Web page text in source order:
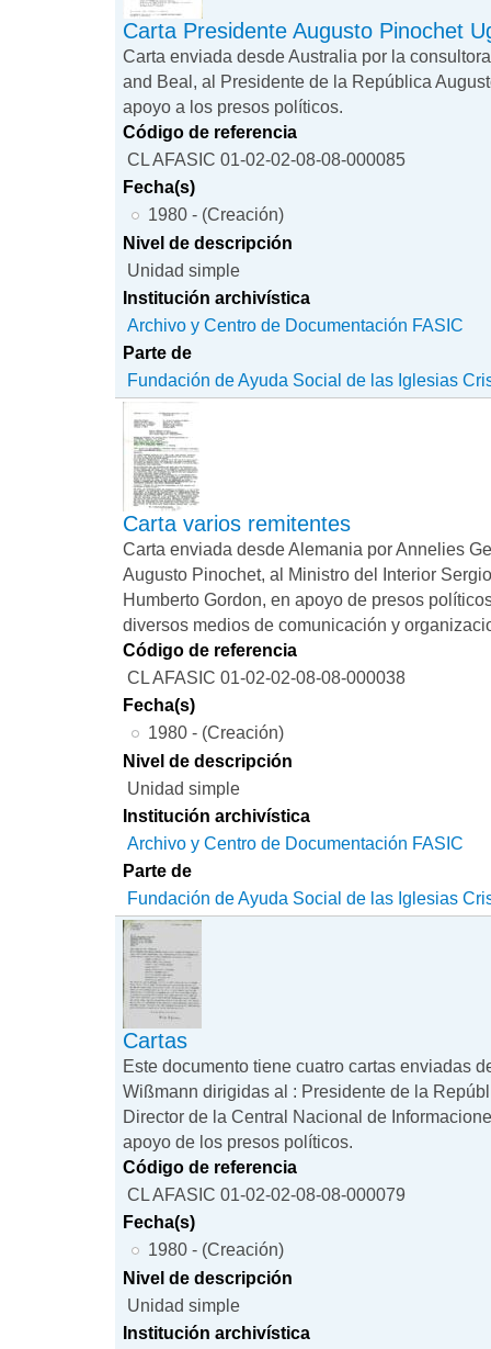
Carta Presidente Augusto Pinochet
Carta enviada desde Australia por la
and Beal, al Presidente de la República
apoyo a los presos políticos.
Código de referencia
CL AFASIC 01-02-02-08-08-000085
Fecha(s)
1980 - (Creación)
Nivel de descripción
Unidad simple
Institución archivística
Archivo y Centro de Documentación FASIC
Parte de
Fundación de Ayuda Social de las Iglesias
Carta varios remitentes
Carta enviada desde Alemania por Annelies
Augusto Pinochet, al Ministro del Interior
Humberto Gordon, en apoyo de presos
diversos medios de comunicación y
Código de referencia
CL AFASIC 01-02-02-08-08-000038
Fecha(s)
1980 - (Creación)
Nivel de descripción
Unidad simple
Institución archivística
Archivo y Centro de Documentación FASIC
Parte de
Fundación de Ayuda Social de las Iglesias
Cartas
Este documento tiene cuatro cartas enviadas
Wißmann dirigidas al : Presidente de la
Director de la Central Nacional de
apoyo de los presos políticos.
Código de referencia
CL AFASIC 01-02-02-08-08-000079
Fecha(s)
1980 - (Creación)
Nivel de descripción
Unidad simple
Institución archivística